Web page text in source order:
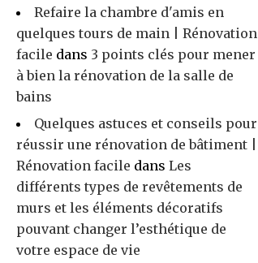
Refaire la chambre d'amis en
quelques tours de main | Rénovation
facile dans 3 points clés pour mener
à bien la rénovation de la salle de
bains
Quelques astuces et conseils pour
réussir une rénovation de bâtiment |
Rénovation facile dans Les
différents types de revêtements de
murs et les éléments décoratifs
pouvant changer l’esthétique de
votre espace de vie